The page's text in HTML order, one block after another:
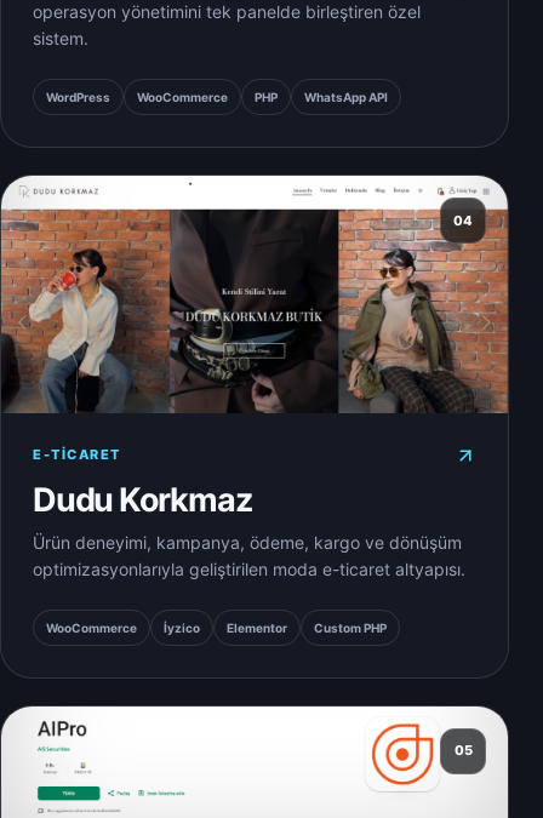
operasyon yönetimini tek panelde birleştiren özel
sistem.
WordPress WooCommerce PHP WhatsApp API
04
E-TICARET
Dudu Korkmaz
Ürün deneyimi, kampanya, ödeme, kargo ve dönüşüm
optimizasyonlarıyla geliştirilen moda e-ticaret altyapısı.
WooCommerce İyzico Elementor Custom PHP
05